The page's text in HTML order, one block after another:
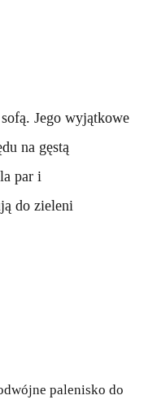
Jego wyjątkowe
na gęstą
par i
do zieleni
palenisko do